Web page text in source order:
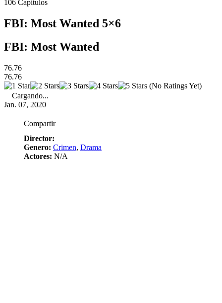
106 Capitulos
FBI: Most Wanted 5×6
FBI: Most Wanted
76.76
76.76
(No Ratings Yet)
Cargando...
Jan. 07, 2020
Compartir
Director:
Genero: Crimen, Drama
Actores: N/A